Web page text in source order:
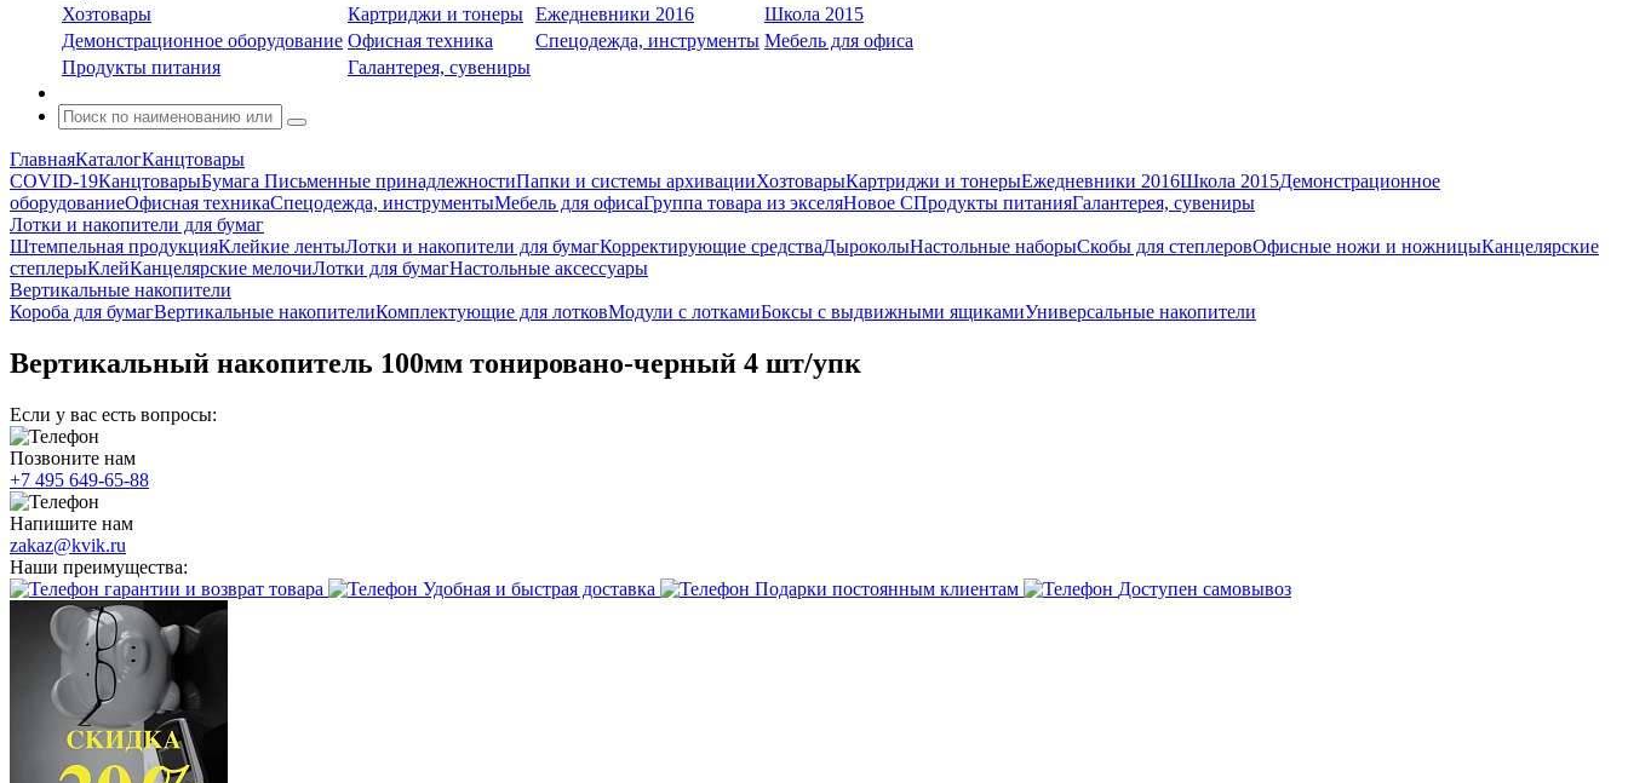
Хозтовары
Картриджи и тонеры Ежедневники 2016
Школа 2015
Демонстрационное оборудование Офисная техника Спецодежда, инструменты Мебель для офиса
Продукты питания
Галантерея, сувениры
ГлавнаяКаталогКанцтовары
COVID-19КанцтоварыБумага Письменные принадлежностиПапки и системы архивацииХозтоварыКартриджи и тонерыЕжедневники 2016Школа 2015Демонстрационное
оборудованиеОфисная техникаСпецодежда, инструментыМебель для офисаГруппа товара из экселяНовое СПродукты питанияГалантерея, сувениры
Лотки и накопители для бумаг
Штемпельная продукцияКлейкие лентыЛотки и накопители для бумагКорректирующие средстваДыроколыНастольные наборыСкобы для степлеровОфисные ножи и ножницыКанцелярские
степлерыКлейКанцелярские мелочиЛотки для бумагНастольные аксессуары
Вертикальные накопители
Короба для бумагВертикальные накопителиКомплектующие для лотковМодули с лоткамиБоксы с выдвижными ящикамиУниверсальные накопители
Вертикальный накопитель 100мм тонировано-черный 4 шт/упк
Если у вас есть вопросы:
Позвоните нам
+7 495 649-65-88
Напишите нам
zakaz@kvik.ru
Наши преимущества:
гарантии и возврат товара
Удобная и быстрая доставка Подарки постоянным клиентам Доступен самовывоз